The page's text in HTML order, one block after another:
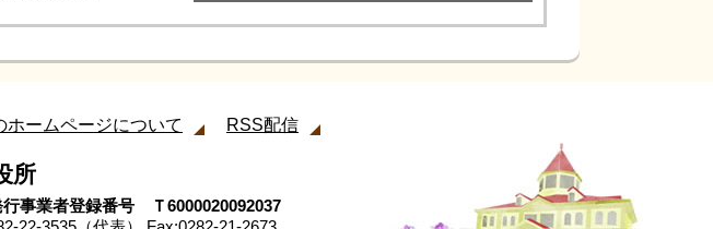
ホームページについて RSS配信
所
業者登録番号 Ｔ6000020092037